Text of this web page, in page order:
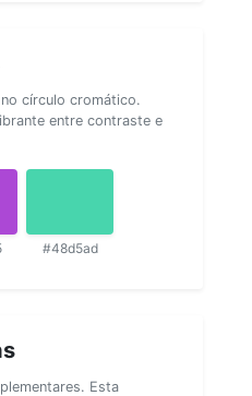
círculo cromático.
entre contraste e
#48d5ad
Esta